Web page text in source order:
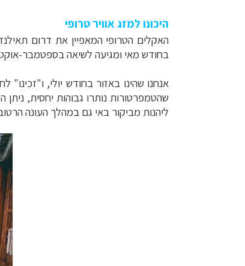
היכונו למזג אוויר טרופי
האקלים הטרופי המאפיין את דרום
בחודש מאי ומגיעה לשיאה בספטמבר-
אנחנו שהינו באזור בחודש יולי,
שהטמפרטורות נותרו גבוהות יחסית,
ליהנות מביקור באי גם במהלך העונה